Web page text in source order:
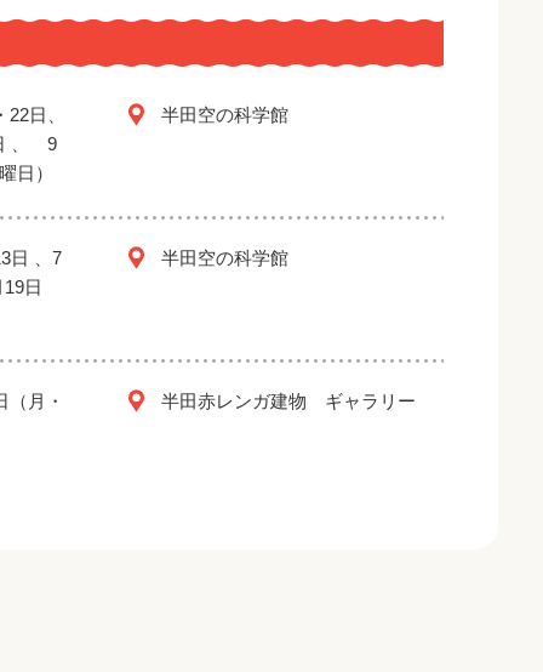
日、
、 9
日）
半田空の科学館
日 、7
日
半田空の科学館
（月・ 半田赤レンガ建物 ギャラリー